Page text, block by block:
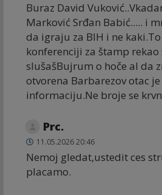
Buraz David
Marković Srđan Babić..... i
da igraju za BIH i ne
konferenciji za štamp rekao
slušašBujrum o hoče al da
otvorena Barbarezov otac
informaciju.Ne broje se
Prc.
11.05.2026 20:46
Nemoj gledat,ustedit ces
placamo.